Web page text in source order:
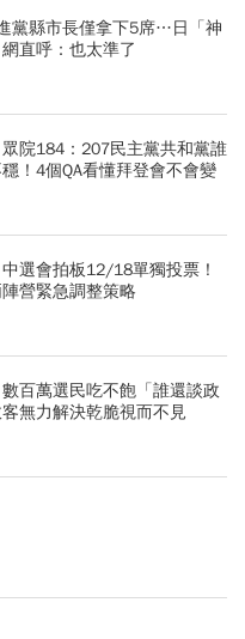
黨縣市長僅拿下5席…日「神
直呼：也太準了
院184：207民主黨共和黨誰
！4個QA看懂拜登會不會變
選會拍板12/18單獨投票！
營緊急調整策略
百萬選民吃不飽「誰還談政
無力解決乾脆視而不見